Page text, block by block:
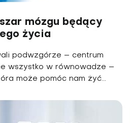
mózgu będący
życia
podwzgórze – centrum
wszystko w równowadze –
może pomóc nam żyć...